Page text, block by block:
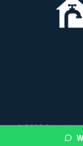
© 2026
fugas de